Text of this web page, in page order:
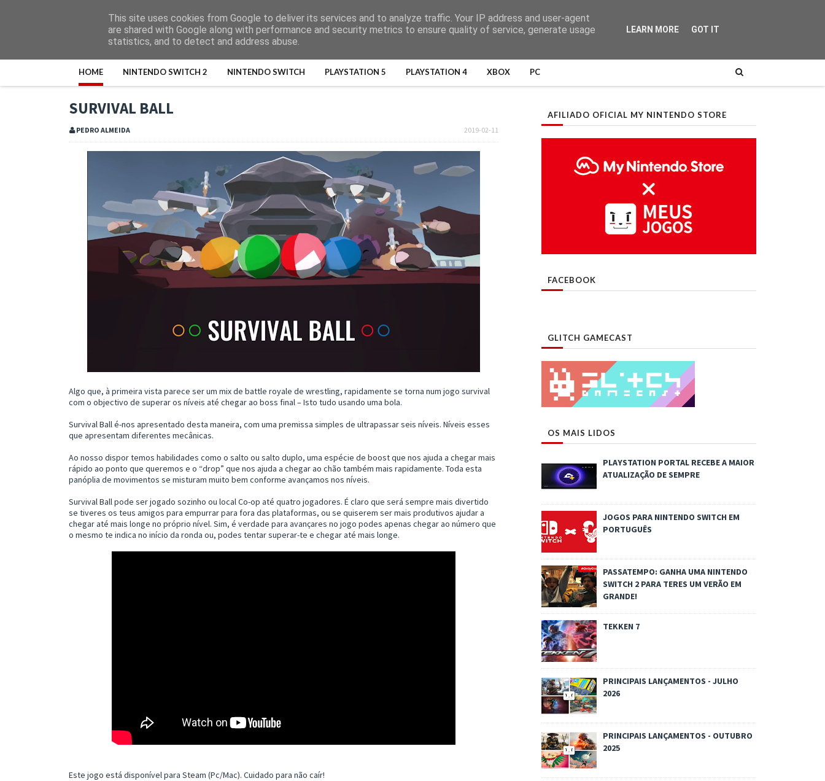
HOME NINTENDO SWITCH 2 NINTENDO SWITCH PLAYSTATION 5 PLAYSTATION 4 XBOX PC
SURVIVAL BALL
2019-02-11
PEDRO ALMEIDA
Algo que, à primeira vista parece ser um mix de battle royale de wrestling, rapidamente se torna num jogo survival
com o objectivo de superar os níveis até chegar ao boss final – Isto tudo usando uma bola.
Survival Ball é-nos apresentado desta maneira, com uma premissa simples de ultrapassar seis níveis. Níveis esses
que apresentam diferentes mecânicas.
Ao nosso dispor temos habilidades como o salto ou salto duplo, uma espécie de boost que nos ajuda a chegar mais
rápido ao ponto que queremos e o “drop” que nos ajuda a chegar ao chão também mais rapidamente. Toda esta
panóplia de movimentos se misturam muito bem conforme avançamos nos níveis.
Survival Ball pode ser jogado sozinho ou local Co-op até quatro jogadores. É claro que será sempre mais divertido
se tiveres os teus amigos para empurrar para fora das plataformas, ou se quiserem ser mais produtivos ajudar a
chegar até mais longe no próprio nível. Sim, é verdade para avançares no jogo podes apenas chegar ao número que
o mesmo te indica no início da ronda ou, podes tentar superar-te e chegar até mais longe.
Este jogo está disponível para Steam (Pc/Mac). Cuidado para não caír!
AFILIADO OFICIAL MY NINTENDO STORE
FACEBOOK
GLITCH GAMECAST
OS MAIS LIDOS
PLAYSTATION PORTAL RECEBE A MAIOR
ATUALIZAÇÃO DE SEMPRE
JOGOS PARA NINTENDO SWITCH EM
PORTUGUÊS
PASSATEMPO: GANHA UMA NINTENDO
SWITCH 2 PARA TERES UM VERÃO EM
GRANDE!
TEKKEN 7
PRINCIPAIS LANÇAMENTOS - JULHO
2026
PRINCIPAIS LANÇAMENTOS - OUTUBRO
2025
This site uses cookies from Google to deliver its services and to analyze traffic. Your IP address and user-agent
are shared with Google along with performance and security metrics to ensure quality of service, generate usage
statistics, and to detect and address abuse.
LEARN MORE GOT IT